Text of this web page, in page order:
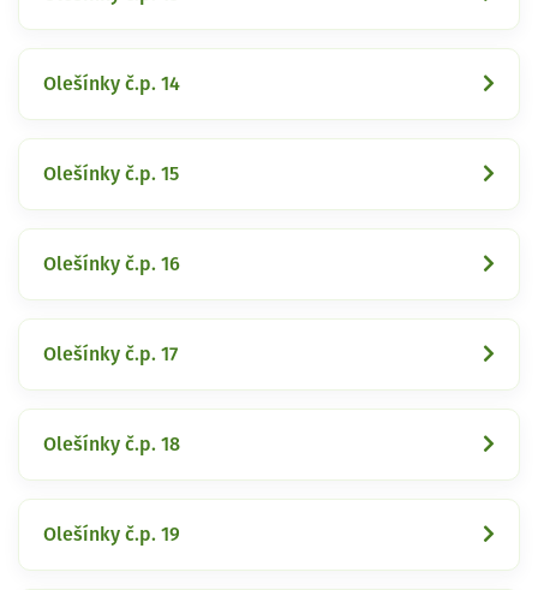
Olešínky č.p. 14
Olešínky č.p. 15
Olešínky č.p. 16
Olešínky č.p. 17
Olešínky č.p. 18
Olešínky č.p. 19